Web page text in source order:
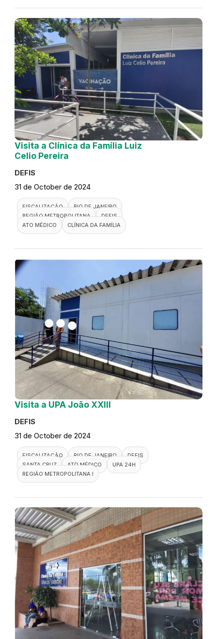
Visita a Clínica da Família Luiz
Celio Pereira
DEFIS
31 de October de 2024
FISCALIZAÇÃO
RIO DE JANEIRO
REGIÃO METROPOLITANA
DEFIS
ATO MÉDICO
CLÍNICA DA FAMÍLIA
Visita a UPA João XXIII
DEFIS
31 de October de 2024
FISCALIZAÇÃO RIO DE JANEIRO
DEFIS
SANTA CRUZ
ATO MÉDICO
UPA 24H
REGIÃO METROPOLITANA I